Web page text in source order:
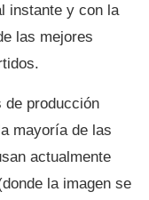
instante y con la
las mejores
de producción
mayoría de las
actualmente
la imagen se